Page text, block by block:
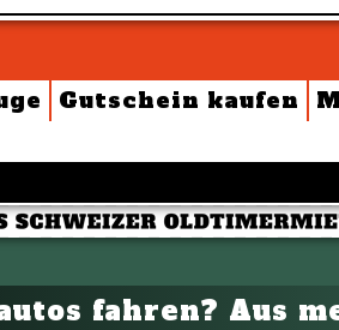
Gutschein kaufen
fahren? Aus